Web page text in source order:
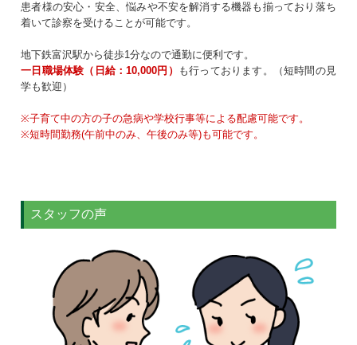
患者様の安心・安全、悩みや不安を解消する機器も揃っており落ち
着いて診察を受けることが可能です。
地下鉄富沢駅から徒歩1分なので通勤に便利です。
一日職場体験（日給：10,000円）
も行っております。（短時間の見
学も歓迎）
※子育て中の方の子の急病や学校行事等による配慮可能です。
※短時間勤務(午前中のみ、午後のみ等)も可能です。
スタッフの声